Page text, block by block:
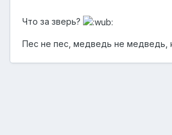
Что за зверь?
Пес не пес, медведь не медведь,